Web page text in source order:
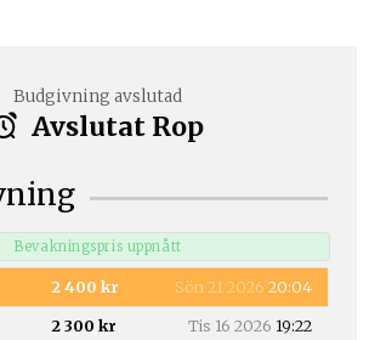
Budgivning avslutad
Avslutat Rop
Bevakningspris uppnått
2 400 kr Sön 21 2026 20:04
2 300 kr Tis 16 2026 19:22